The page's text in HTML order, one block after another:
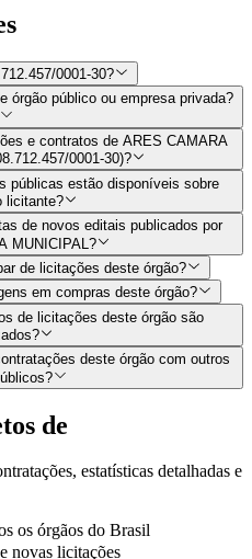
0001-30?
órgão público ou empresa privada?
e contratos de ARES CAMARA
0001-30)?
públicas estão disponíveis sobre
licitante?
de novos editais publicados por
MUNICIPAL?
de licitações deste órgão?
em compras deste órgão?
de licitações deste órgão são
deste órgão com outros
de
estatísticas detalhadas e
os órgãos do Brasil
novas licitações